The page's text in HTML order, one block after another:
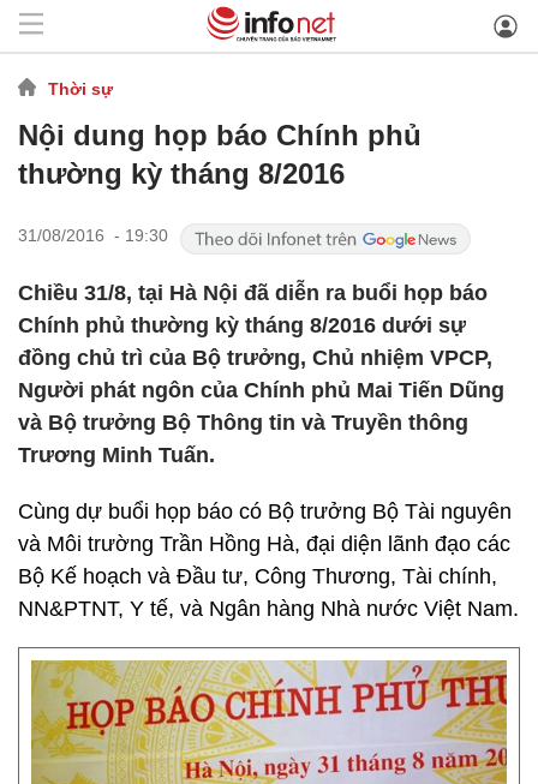
Thời sự
Nội dung họp báo Chính phủ
thường kỳ tháng 8/2016
31/08/2016 - 19:30
Chiều 31/8, tại Hà Nội đã diễn ra buổi họp báo
Chính phủ thường kỳ tháng 8/2016 dưới sự
đồng chủ trì của Bộ trưởng, Chủ nhiệm VPCP,
Người phát ngôn của Chính phủ Mai Tiến Dũng
và Bộ trưởng Bộ Thông tin và Truyền thông
Trương Minh Tuấn.
Cùng dự buổi họp báo có Bộ trưởng Bộ Tài nguyên
và Môi trường Trần Hồng Hà, đại diện lãnh đạo các
Bộ Kế hoạch và Đầu tư, Công Thương, Tài chính,
NN&PTNT, Y tế, và Ngân hàng Nhà nước Việt Nam.